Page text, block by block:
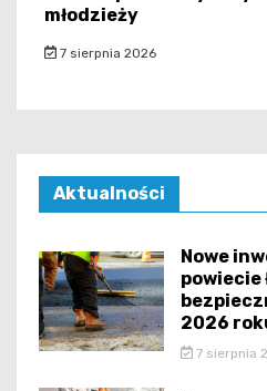
młodzieży
7 sierpnia 2026
Aktualności
Nowe
powiecie
2026
7 sierpnia